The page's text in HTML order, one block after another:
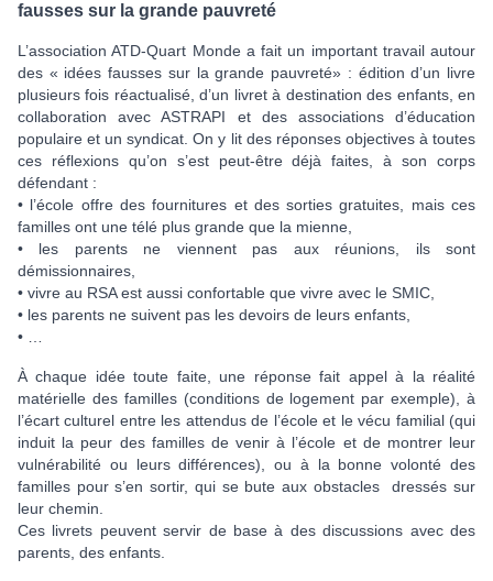
fausses sur la grande pauvreté
L’association ATD-Quart Monde a fait un important travail autour
des « idées fausses sur la grande pauvreté» : édition d’un livre
plusieurs fois réactualisé, d’un livret à destination des enfants, en
collaboration avec ASTRAPI et des associations d’éducation
populaire et un syndicat. On y lit des réponses objectives à toutes
ces réflexions qu’on s’est peut-être déjà faites, à son corps
défendant :
• l’école offre des fournitures et des sorties gratuites, mais ces
familles ont une télé plus grande que la mienne,
• les parents ne viennent pas aux réunions, ils sont
démissionnaires,
• vivre au RSA est aussi confortable que vivre avec le SMIC,
• les parents ne suivent pas les devoirs de leurs enfants,
• …
À chaque idée toute faite, une réponse fait appel à la réalité
matérielle des familles (conditions de logement par exemple), à
l’écart culturel entre les attendus de l’école et le vécu familial (qui
induit la peur des familles de venir à l’école et de montrer leur
vulnérabilité ou leurs différences), ou à la bonne volonté des
familles pour s’en sortir, qui se bute aux obstacles dressés sur
leur chemin.
Ces livrets peuvent servir de base à des discussions avec des
parents, des enfants.